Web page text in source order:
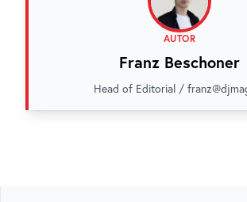
AUTOR
Franz Beschoner
Head of Editorial /